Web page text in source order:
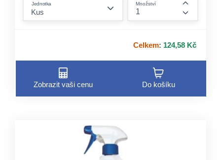
Jednotka Množství
Celkem: 124,58 Kč
Zobrazit vaši cenu Do košíku